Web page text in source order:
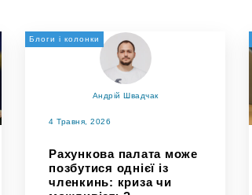
Блоги і колонки
Андрій Швадчак
4 Травня, 2026
Рахункова палата може
позбутися однієї із
членкинь: криза чи